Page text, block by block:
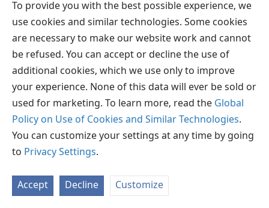
To provide you with the best possible experience, we
use cookies and similar technologies. Some cookies
are necessary to make our website work and cannot
be refused. You can accept or decline the use of
additional cookies, which we use only to improve
your experience. None of this data will ever be sold or
used for marketing. To learn more, read the Global
Policy on Use of Cookies and Similar Technologies.
You can customize your settings at any time by going
to Privacy Settings.
Accept Decline Customize
வேதாகமங்களின்பேரில் உட்பார்வை
(ஆங்கிலம்),
தொகுதி 2-⁠ல் பக்கம் 271-ஐக் காண்க.
b தமிழ் பைபிளிலுள்ள “சமாதான பலி” என்ற பதம்
மூல எபிரெயுவில் “கூட்டுப் பலி” என்பதாகவும்
மொழிபெயர்க்கப்படுகிறது.
உங்கள் பதிலென்ன?
• கர்த்தருடைய இராப் போஜனத்தை இயேசு ஏன்
ஆரம்பித்து வைத்தார்?
• எப்போதெல்லாம் இந்த நினைவு ஆசரிப்பை
அனுசரிக்க வேண்டும்?